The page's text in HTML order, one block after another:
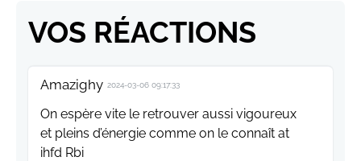
VOS RÉACTIONS
Amazighy 2024-03-06 09:17:33
On espère vite le retrouver aussi vigoureux
et pleins d’énergie comme on le connaît at
ihfd Rbi